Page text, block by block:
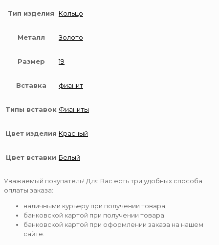
Тип изделия Кольцо
Металл Золото
Размер 19
Вставка фианит
Типы вставок Фианиты
Цвет изделия Красный
Цвет вставки Белый
Уважаемый покупатель! Для Вас есть три удобных способа
оплаты заказа:
наличными курьеру при получении товара;
банковской картой при получении товара;
банковской картой при оформлении заказа на нашем
сайте.